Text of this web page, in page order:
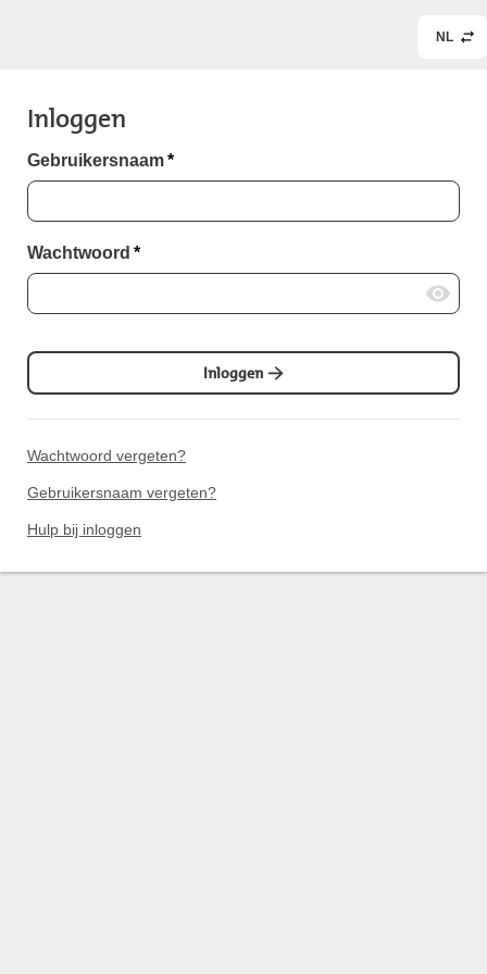
NL
Inloggen
Gebruikersnaam*
Wachtwoord *
Inloggen
Wachtwoord vergeten?
Gebruikersnaam vergeten?
Hulp bij inloggen